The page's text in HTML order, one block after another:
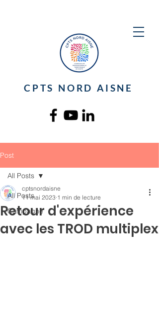
CPTS NORD AISNE
Post
All Posts
Campagne
All Posts
Retour d'expérience
avec les TROD multiplex
cptsnordaisne
11 mai 2023 1 min de lecture